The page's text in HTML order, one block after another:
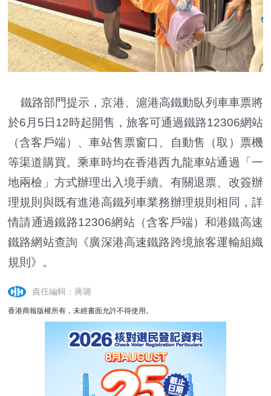
鐵路部門提示，京港、滬港高鐵動臥列車車票將
於6月5日12時起開售，旅客可通過鐵路12306網站
（含客戶端）、車站售票窗口、自動售（取）票機
等渠道購買。乘車時均在香港西九龍車站通過「一
地兩檢」方式辦理出入境手續。有關退票、改簽辦
理規則與既有進港高鐵列車業務辦理規則相同，詳
情請通過鐵路12306網站（含客戶端）和港鐵高速
鐵路網站查詢《廣深港高速鐵路跨境旅客運輸組織
規則》。
責任編輯：蔣璐
香港商報版權所有，未經書面允許不得使用。